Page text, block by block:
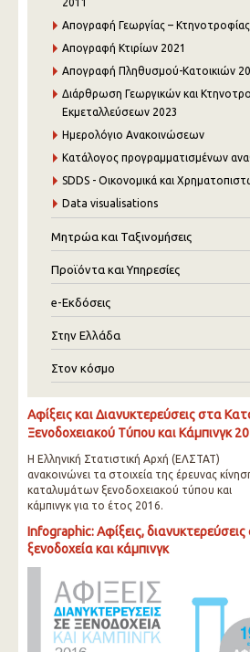
Απογραφή Γεωργίας –
Απογραφή Κτιρίων 2021
Απογραφή Πληθυσμού-Κατοικιών
Διάρθρωση Γεωργικών και
Εκμεταλλεύσεων 2023
Ημερολόγιο Ανακοινώσεων
Κατάλογος προγραμματισμένων
SDDS - Οικονομικά και
Data visualisations
Μητρώα και Ταξινομήσεις
Προϊόντα και Υπηρεσίες
e-Εκδόσεις
Στην Ελλάδα
Στον κόσμο
Αφίξεις και Διανυκτερεύσεις στα
Ξενοδοχειακού Τύπου και Κάμπινγκ
Η Ελληνική Στατιστική Αρχή (ΕΛΣΤΑΤ)
ανακοινώνει τα στοιχεία της έρευνας
καταλυμάτων ξενοδοχειακού τύπου και
κάμπινγκ για το έτος 2016.
Infographic: Αφίξεις, διανυκτερεύσεις
ξενοδοχεία και κάμπινγκ